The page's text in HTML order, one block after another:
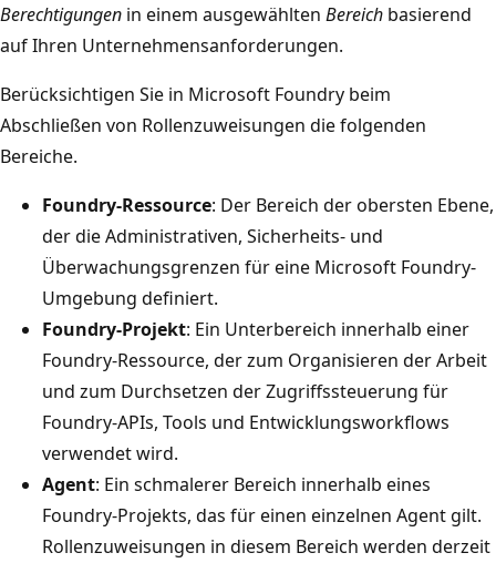
Berechtigungen in einem ausgewählten Bereich basierend
auf Ihren Unternehmensanforderungen.
Berücksichtigen Sie in Microsoft Foundry beim
Abschließen von Rollenzuweisungen die folgenden
Bereiche.
Foundry-Ressource: Der Bereich der obersten Ebene,
der die Administrativen, Sicherheits- und
Überwachungsgrenzen für eine Microsoft Foundry-
Umgebung definiert.
Foundry-Projekt: Ein Unterbereich innerhalb einer
Foundry-Ressource, der zum Organisieren der Arbeit
und zum Durchsetzen der Zugriffssteuerung für
Foundry-APIs, Tools und Entwicklungsworkflows
verwendet wird.
Agent: Ein schmalerer Bereich innerhalb eines
Foundry-Projekts, das für einen einzelnen Agent gilt.
Rollenzuweisungen in diesem Bereich werden derzeit